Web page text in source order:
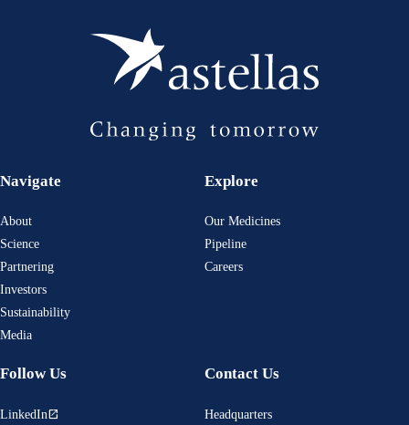
Navigate
About
Science
Partnering
Investors
Sustainability
Media
Explore
Our Medicines
Pipeline
Careers
Follow Us
LinkedInopen_in_new
Contact Us
Headquarters